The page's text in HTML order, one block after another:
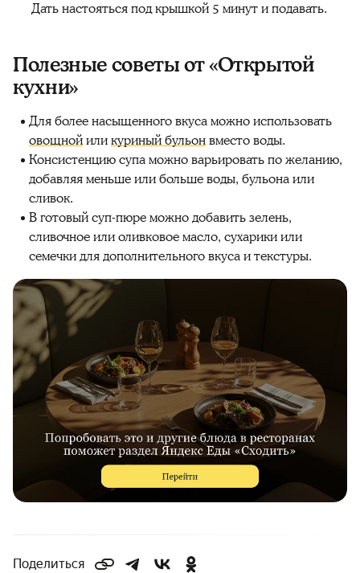
Дать настояться под крышкой 5 минут и подавать.
Полезные советы от «Открытой
кухни»
Для более насыщенного вкуса можно использовать
овощнойиликуриный бульонвместо воды.
Консистенцию супа можно варьировать по желанию,
добавляя меньше или больше воды, бульона или
сливок.
В готовый суп-пюре можно добавить зелень,
сливочное или оливковое масло, сухарики или
семечки для дополнительного вкуса и текстуры.
Поделиться